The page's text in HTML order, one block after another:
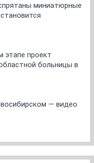
миниатюрные
этапе проект
больницы в
— видео